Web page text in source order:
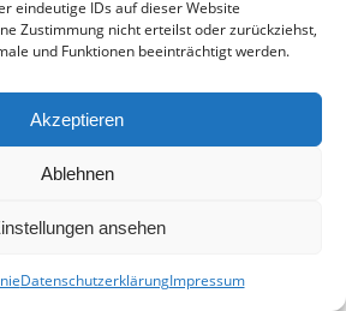
eindeutige IDs auf dieser Website
Zustimmung nicht erteilst oder zurückziehst,
und Funktionen beeinträchtigt werden.
Akzeptieren
Ablehnen
ansehen
DatenschutzerklärungImpressum
Donner, Matteo Stipa, Philipp Geier,
Donner.
Spiele G
18
1
18
1
1